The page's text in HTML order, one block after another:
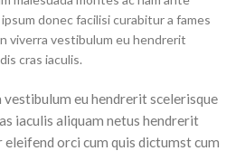
donec facilisi curabitur a fames
viverra vestibulum eu hendrerit
cras iaculis.
eu hendrerit scelerisque
iaculis aliquam netus hendrerit
eleifend orci cum quis dictumst cum